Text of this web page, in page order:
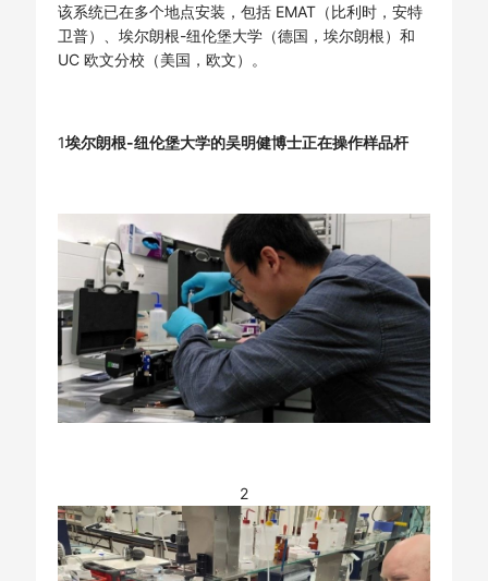
该系统已在多个地点安装，包括 EMAT（比利时，安特
卫普）、埃尔朗根-纽伦堡大学（德国，埃尔朗根）和
UC 欧文分校（美国，欧文）。
1埃尔朗根-纽伦堡大学的吴明健博士正在操作样品杆
2